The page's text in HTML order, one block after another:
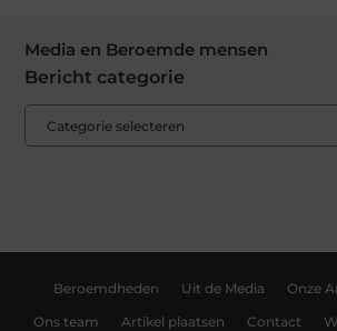
Media en Beroemde mensen
Bericht categorie
Beroemdheden Uit de Media Onze
Ons team Artikel plaatsen Contact